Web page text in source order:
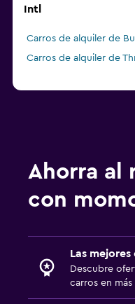
Intl
Carros de alquiler de
Carros de alquiler de
Ahorra al
con
Las
Descubre
carros en